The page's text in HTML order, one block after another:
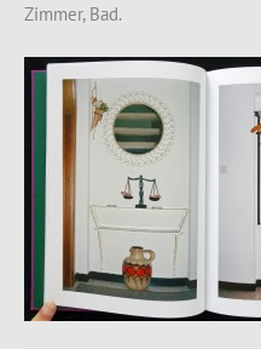
Zimmer, Bad.